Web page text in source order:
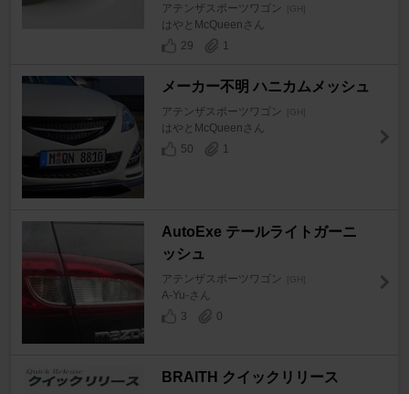
アテンザスポーツワゴン [GH]
はやとMcQueenさん
29
1
メーカー不明 ハニカムメッシュ
アテンザスポーツワゴン [GH]
はやとMcQueenさん
50
1
AutoExe テールライトガーニ
ッシュ
アテンザスポーツワゴン [GH]
A-Yu-さん
3
0
BRAITH クイックリリース